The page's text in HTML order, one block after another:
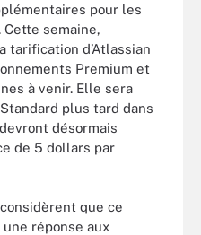
pour les
semaine,
tarification d’Atlassian
Premium et
à venir. Elle sera
plus tard dans
désormais
de 5 dollars par
que ce
réponse aux